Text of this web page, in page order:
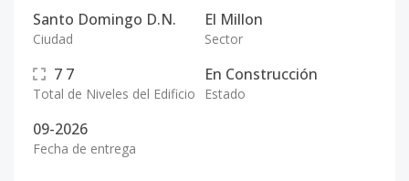
Santo Domingo D.N.
Ciudad
El Millon
Sector
7 7
Total de Niveles del Edificio
En Construcción
Estado
09-2026
Fecha de entrega